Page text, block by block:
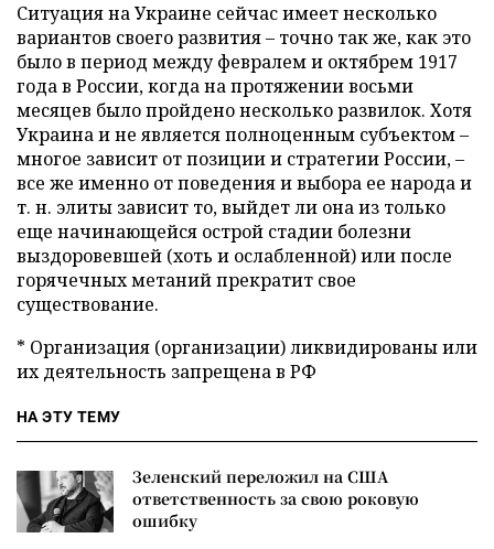
Ситуация на Украине сейчас имеет несколько
вариантов своего развития – точно так же, как это
было в период между февралем и октябрем 1917
года в России, когда на протяжении восьми
месяцев было пройдено несколько развилок. Хотя
Украина и не является полноценным субъектом –
многое зависит от позиции и стратегии России, –
все же именно от поведения и выбора ее народа и
т. н. элиты зависит то, выйдет ли она из только
еще начинающейся острой стадии болезни
выздоровевшей (хоть и ослабленной) или после
горячечных метаний прекратит свое
существование.
* Организация (организации) ликвидированы или
их деятельность запрещена в РФ
НА ЭТУ ТЕМУ
Зеленский переложил на США
ответственность за свою роковую
ошибку